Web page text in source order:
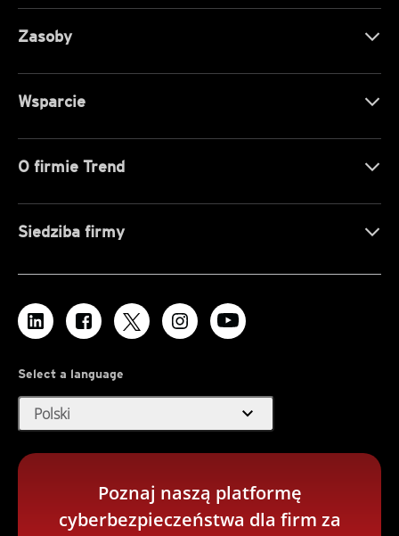
Zasoby
Wsparcie
O firmie Trend
Siedziba firmy
Select a language
Polski expand_more
Poznaj naszą platformę
cyberbezpieczeństwa dla firm za